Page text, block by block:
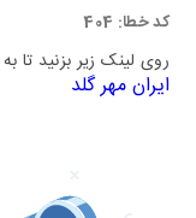
کد خطا: 404
روی لینک زیر بزنید
ایران مهر گلد